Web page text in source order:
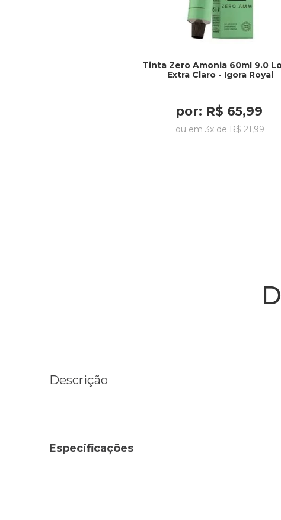
Tinta Zero Amonia 60ml 9.0
Extra Claro - Igora Royal
por: R$ 65,99
ou em3x de R$ 21,99
Descrição
Especificações